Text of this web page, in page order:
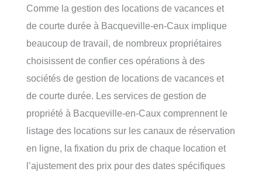
Comme la gestion des locations de vacances et
de courte durée à Bacqueville-en-Caux implique
beaucoup de travail, de nombreux propriétaires
choisissent de confier ces opérations à des
sociétés de gestion de locations de vacances et
de courte durée. Les services de gestion de
propriété à Bacqueville-en-Caux comprennent le
listage des locations sur les canaux de réservation
en ligne, la fixation du prix de chaque location et
l’ajustement des prix pour des dates spécifiques